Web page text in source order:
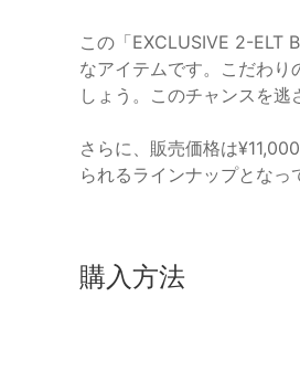
この「EXCLUSIVE 2-ELT
なアイテムです。こだわ
しょう。このチャンスを逃
さらに、販売価格は
られるラインナップとなっ
購入方法